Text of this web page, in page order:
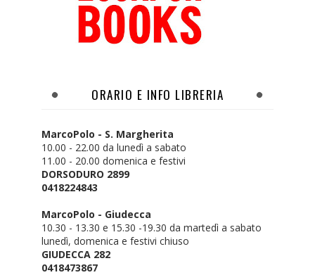
ORARIO E INFO LIBRERIA
MarcoPolo - S. Margherita
10.00 - 22.00 da lunedì a sabato
11.00 - 20.00 domenica e festivi
DORSODURO 2899
0418224843
MarcoPolo - Giudecca
10.30 - 13.30 e 15.30 -19.30 da martedì a sabato
lunedì, domenica e festivi chiuso
GIUDECCA 282
0418473867